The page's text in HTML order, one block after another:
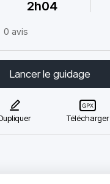
2h04
0 avis
Lancer le guidage
Télécharger